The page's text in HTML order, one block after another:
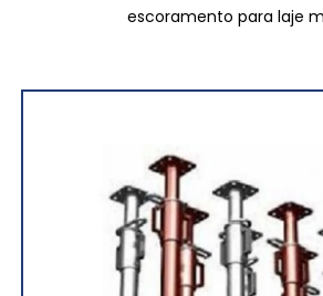
escoramento para laje